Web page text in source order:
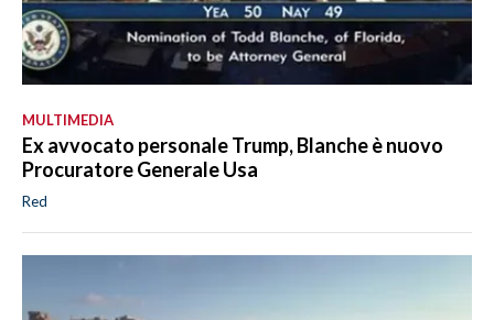
MULTIMEDIA
Ex avvocato personale Trump, Blanche è nuovo
Procuratore Generale Usa
Red